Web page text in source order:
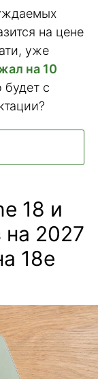
на цене
уже
на 10
будет с
18 и
на 2027
18e